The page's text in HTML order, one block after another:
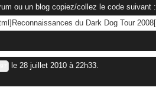
ou un blog copiez/collez le code suivant :
le 28 juillet 2010 à 22h33.